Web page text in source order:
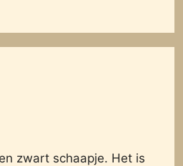
zwart schaapje. Het is